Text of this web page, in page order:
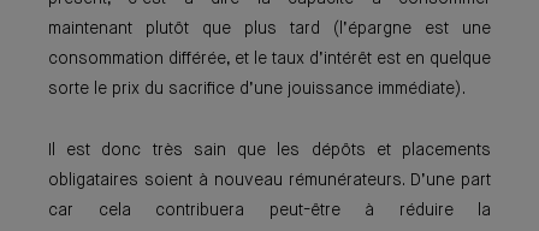
maintenant plutôt que plus tard (l’épargne est une
consommation différée, et le taux d’intérêt est en quelque
sorte le prix du sacrifice d’une jouissance immédiate).
Il est donc très sain que les dépôts et placements
obligataires soient à nouveau rémunérateurs. D’une part
car cela contribuera peut-être à réduire la